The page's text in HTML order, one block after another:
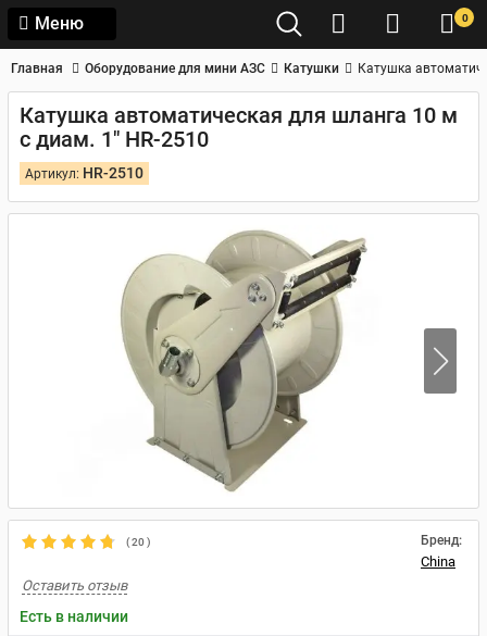
Меню 0
Главная Оборудование для мини АЗС Катушки Катушка
Катушка автоматическая для шланга 10 м
с диам. 1" HR-2510
Артикул: HR-2510
(20) Бренд:
China
Оставить отзыв
Есть в наличии